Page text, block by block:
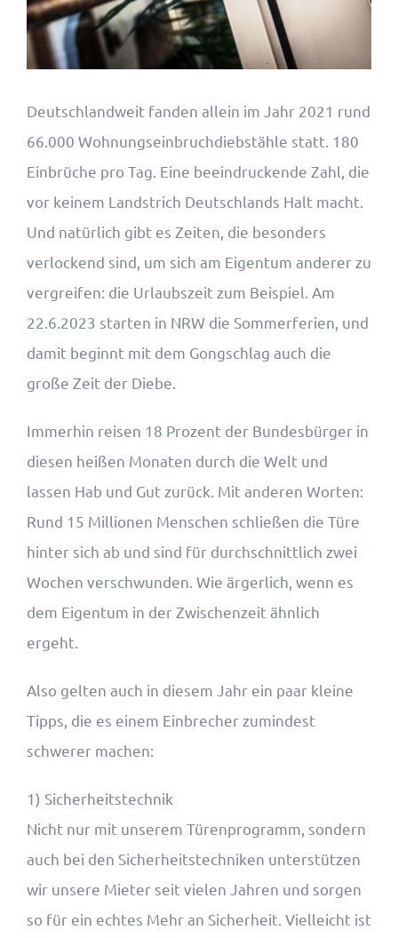
Wohnungsangebote
Kontakt
Deutschlandweit fanden allein im Jahr 2021 rund
66.000 Wohnungseinbruchdiebstähle statt. 180
Einbrüche pro Tag. Eine beeindruckende Zahl, die
vor keinem Landstrich Deutschlands Halt macht.
Und natürlich gibt es Zeiten, die besonders
verlockend sind, um sich am Eigentum anderer zu
vergreifen: die Urlaubszeit zum Beispiel. Am
22.6.2023 starten in NRW die Sommerferien, und
damit beginnt mit dem Gongschlag auch die
große Zeit der Diebe.
Immerhin reisen 18 Prozent der Bundesbürger in
diesen heißen Monaten durch die Welt und
lassen Hab und Gut zurück. Mit anderen Worten:
Rund 15 Millionen Menschen schließen die Türe
hinter sich ab und sind für durchschnittlich zwei
Wochen verschwunden. Wie ärgerlich, wenn es
dem Eigentum in der Zwischenzeit ähnlich
ergeht.
Also gelten auch in diesem Jahr ein paar kleine
Tipps, die es einem Einbrecher zumindest
schwerer machen:
1) Sicherheitstechnik
Nicht nur mit unserem Türenprogramm, sondern
auch bei den Sicherheitstechniken unterstützen
wir unsere Mieter seit vielen Jahren und sorgen
so für ein echtes Mehr an Sicherheit. Vielleicht ist